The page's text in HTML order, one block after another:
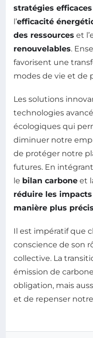
stratégies efficaces
l’efficacité
des ressources et
renouvelables.
favorisent une
modes de vie et de
Les solutions
technologies
écologiques qui
diminuer notre
de protéger notre
futures. En
le bilan carbone et
réduire les
manière plus
Il est impératif que
conscience de son
collective. La
émission de
obligation, mais
et de repenser